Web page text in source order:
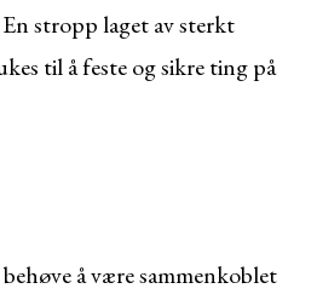
En stropp laget av sterkt
til å feste og sikre ting på
å være sammenkoblet